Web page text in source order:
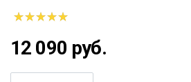
12 090 руб.